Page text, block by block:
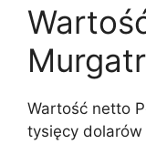
Wartość netto
tysięcy